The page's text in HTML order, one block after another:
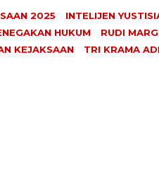
2025 INTELIJEN
HUKUM
RUDI
KEJAKSAAN
TRI KRAMA